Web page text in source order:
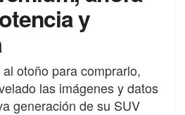
y
otoño para comprarlo,
las imágenes y datos
generación de su SUV